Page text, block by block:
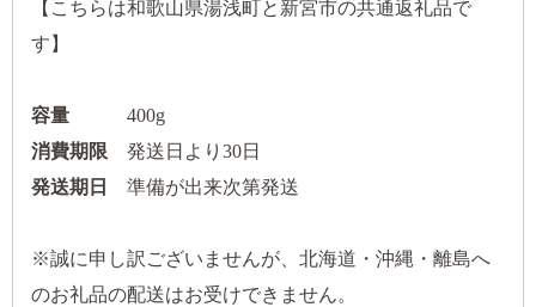
【こちらは和歌山県湯浅町と新宮市の共通返礼品で
す】
容量 400g
消費期限 発送日より30日
発送期日
準備が出来次第発送
※誠に申し訳ございませんが、北海道・沖縄・離島へ
のお礼品の配送はお受けできません。